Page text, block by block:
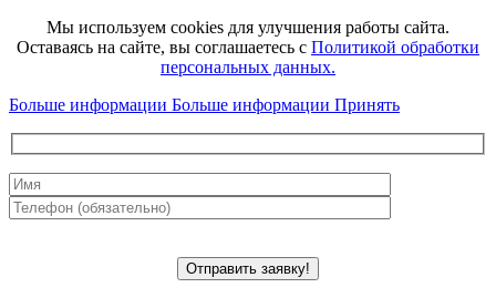
Мы используем cookies для улучшения работы сайта.
Оставаясь на сайте, вы соглашаетесь с Политикой обработки
персональных данных.
Больше информации Больше информации Принять